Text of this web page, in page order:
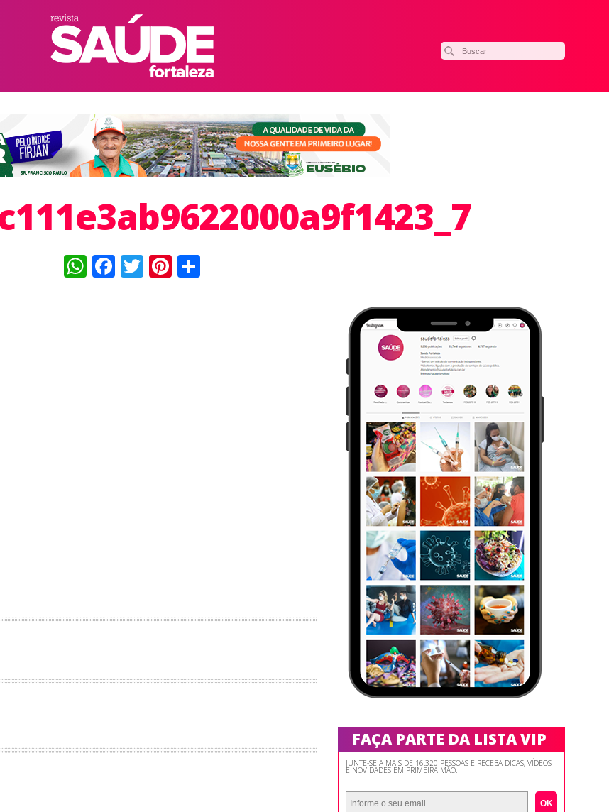
WhatsApp
Facebook
TwitterPinterest
FAÇA PARTE DA LISTA VIP
JUNTE-SE A MAIS DE 16.320 PESSOAS E RECEBA DICAS, VÍDEOS
E NOVIDADES EM PRIMEIRA MÃO.
OK